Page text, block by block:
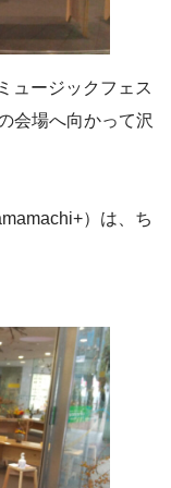
ュージックフェス
会場へ向かって沢
）は、ち